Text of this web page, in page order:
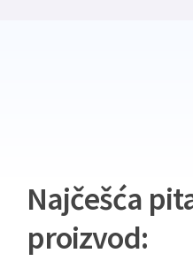
Najčešća
proizvod: